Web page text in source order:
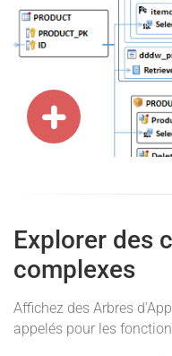
Explorer des
complexes
Affichez des Arbres
appelés pour les